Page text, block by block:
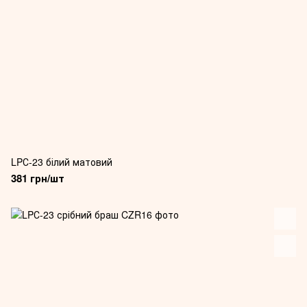
LPС-23 білий матовий
381 грн/шт